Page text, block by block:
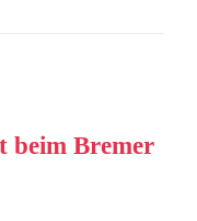
beim Bremer